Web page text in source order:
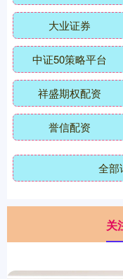
大业证券
中证50策略平台
祥盛期权配资
誉信配资
全部
关